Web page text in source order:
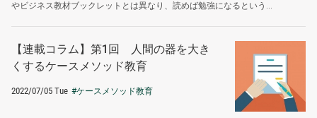
やビジネス教材ブックレットとは異なり、読めば勉強になるという...
【連載コラム】第1回 人間の器を大き
くするケースメソッド教育
2022/07/05 Tue #ケースメソッド教育